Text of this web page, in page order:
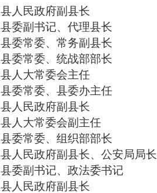
县人民政府副县长
县委副书记、代理县长
县委常委、常务副县长
县委常委、统战部部长
县人大常委会主任
县委常委、县委办主任
县人民政府副县长
县人大常委会副主任
县委常委、组织部部长
县人民政府副县长、公安局局长
县委副书记、政法委书记
县人民政府副县长